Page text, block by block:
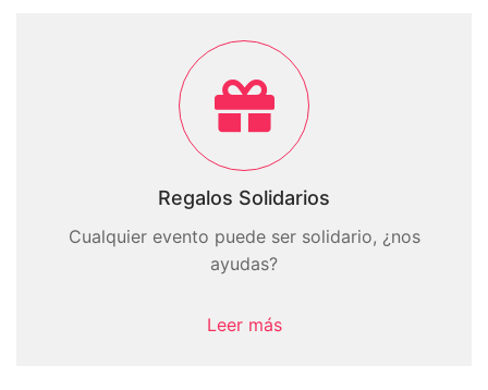
Regalos Solidarios
Cualquier evento puede ser solidario, ¿nos
ayudas?
Leer más